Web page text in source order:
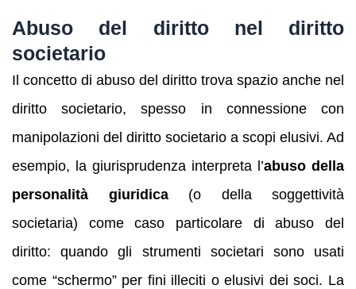
Abuso del diritto nel diritto
societario
Il concetto di abuso del diritto trova spazio anche nel
diritto societario, spesso in connessione con
manipolazioni del diritto societario a scopi elusivi. Ad
esempio, la giurisprudenza interpreta l’abuso della
personalità giuridica(o della soggettività
societaria) come caso particolare di abuso del
diritto: quando gli strumenti societari sono usati
come “schermo” per fini illeciti o elusivi dei soci. La